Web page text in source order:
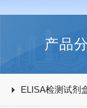
产品
ELISA检测试剂